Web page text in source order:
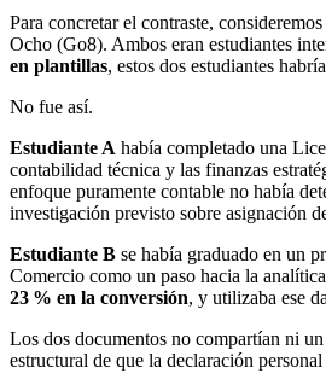
Para concretar el contraste,
Ocho (Go8). Ambos eran estudiantes
en plantillas, estos dos estudiantes
No fue así.
Estudiante A había completado una
contabilidad técnica y las finanzas
enfoque puramente contable no había
investigación previsto sobre asignación
Estudiante B se había graduado en un
Comercio como un paso hacia la
23 % en la conversión, y utilizaba ese
Los dos documentos no compartían ni
estructural de que la declaración